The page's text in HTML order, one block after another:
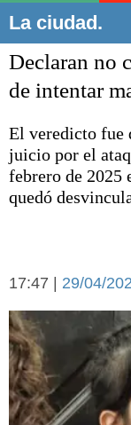
Deportes
Sociedad y
libre
La ciudad.
Declaran no
de intentar
El veredicto fue
juicio por el
febrero de 2025
quedó
17:47 | 29/04/